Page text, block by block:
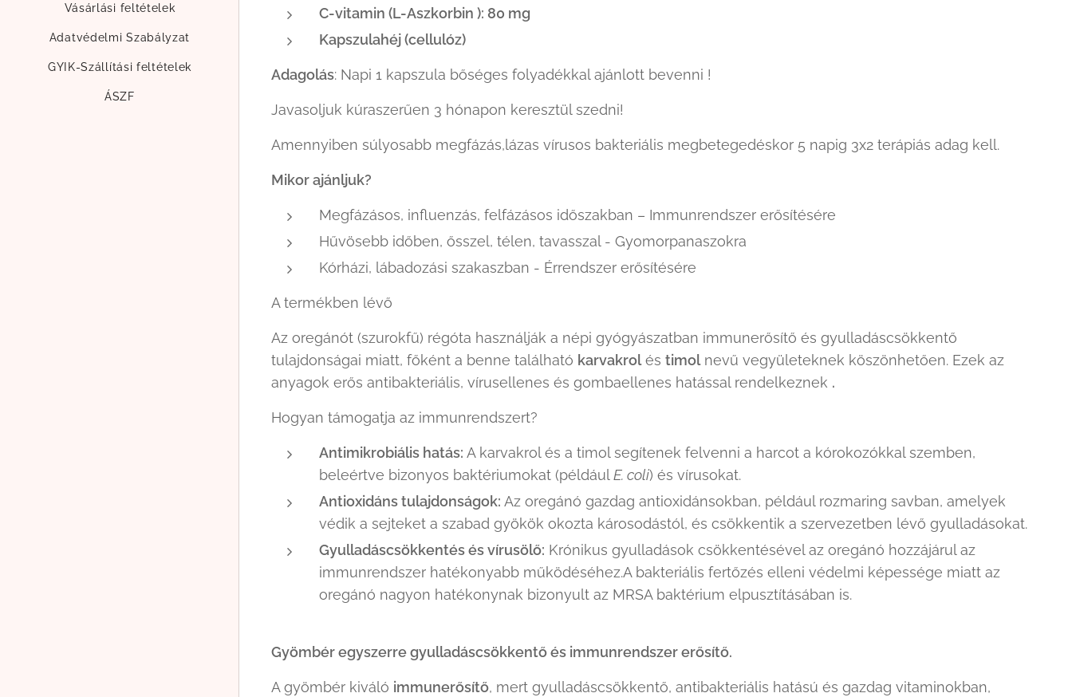
Vásárlási feltételek
Adatvédelmi Szabályzat
GYIK-Szállítási feltételek
ÁSZF
C-vitamin (L-Aszkorbin ): 80 mg
Kapszulahéj (cellulóz)
Adagolás: Napi 1 kapszula bőséges folyadékkal ajánlott bevenni !
Javasoljuk kúraszerűen 3 hónapon keresztül szedni!
Amennyiben súlyosabb megfázás,lázas vírusos bakteriális megbetegedéskor 5 napig 3x2 terápiás adag kell.
Mikor ajánljuk?
Megfázásos, influenzás, felfázásos időszakban – Immunrendszer erősítésére
Hűvösebb időben, ősszel, télen, tavasszal - Gyomorpanaszokra
Kórházi, lábadozási szakaszban - Érrendszer erősítésére
A termékben lévő
Az oregánót (szurokfű) régóta használják a népi gyógyászatban immunerősítő és gyulladáscsökkentő
tulajdonságai miatt, főként a benne található karvakrolés timolnevű vegyületeknek köszönhetően. Ezek az
anyagok erős antibakteriális, vírusellenes és gombaellenes hatással rendelkeznek .
Hogyan támogatja az immunrendszert?
Antimikrobiális hatás: A karvakrol és a timol segítenek felvenni a harcot a kórokozókkal szemben,
beleértve bizonyos baktériumokat (példáulE. coli) és vírusokat.
Antioxidáns tulajdonságok: Az oregánó gazdag antioxidánsokban, például rozmaring savban, amelyek
védik a sejteket a szabad gyökök okozta károsodástól, és csökkentik a szervezetben lévő gyulladásokat.
Gyulladáscsökkentés és vírusölő: Krónikus gyulladások csökkentésével az oregánó hozzájárul az
immunrendszer hatékonyabb működéséhez.A bakteriális fertőzés elleni védelmi képessége miatt az
oregánó nagyon hatékonynak bizonyult az MRSA baktérium elpusztításában is.
Gyömbér egyszerre gyulladáscsökkentő és immunrendszer erősítő.
A gyömbér kiváló immunerősítő, mert gyulladáscsökkentő, antibakteriális hatású és gazdag vitaminokban,